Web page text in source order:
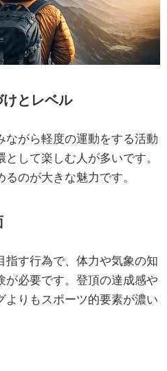
とレベル
ながら軽度の運動をする活動
して楽しむ人が多いです。
のが大きな魅力です。
指す行為で、体力や気象の知
が必要です。登頂の達成感や
よりもスポーツ的要素が濃い